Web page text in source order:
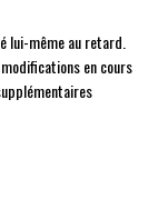
lui-même au retard.
en cours